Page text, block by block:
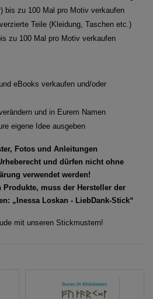
bis zu 100 Mal pro Motiv verkaufen
Teile (Kleidung, Taschen etc.)
zu 100 Mal pro Motiv verkaufen
eBooks verkaufen und/oder
und in Eurem Namen
eigene Idee ausgeben
Fotos und Anleitungen
und dürfen nicht ohne
verwendet werden!
Produkte, muss der Hersteller der
„Inessa Loskan - LiebDank-Stick“
mit unseren Stickmustern!